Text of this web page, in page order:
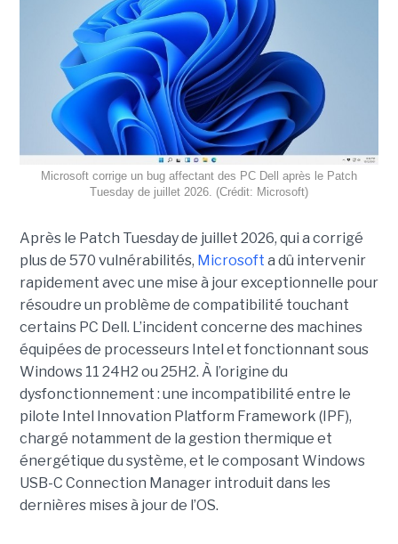
Microsoft corrige un bug affectant des PC Dell après le Patch
Tuesday de juillet 2026. (Crédit: Microsoft)
Après le Patch Tuesday de juillet 2026, qui a corrigé
plus de 570 vulnérabilités, Microsoft a dû intervenir
rapidement avec une mise à jour exceptionnelle pour
résoudre un problème de compatibilité touchant
certains PC Dell. L’incident concerne des machines
équipées de processeurs Intel et fonctionnant sous
Windows 11 24H2 ou 25H2. À l’origine du
dysfonctionnement : une incompatibilité entre le
pilote Intel Innovation Platform Framework (IPF),
chargé notamment de la gestion thermique et
énergétique du système, et le composant Windows
USB-C Connection Manager introduit dans les
dernières mises à jour de l’OS.